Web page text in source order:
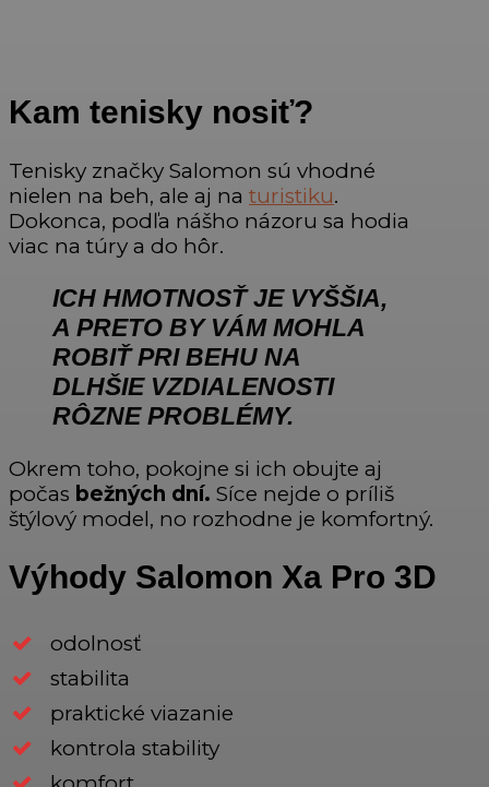
Kam tenisky nosiť?
Tenisky značky Salomon sú vhodné
nielen na beh, ale aj na turistiku.
Dokonca, podľa nášho názoru sa hodia
viac na túry a do hôr.
ICH HMOTNOSŤ JE VYŠŠIA,
A PRETO BY VÁM MOHLA
ROBIŤ PRI BEHU NA
DLHŠIE VZDIALENOSTI
RÔZNE PROBLÉMY.
Okrem toho, pokojne si ich obujte aj
počas bežných dní. Síce nejde o príliš
štýlový model, no rozhodne je komfortný.
Výhody Salomon Xa Pro 3D
odolnosť
stabilita
praktické viazanie
kontrola stability